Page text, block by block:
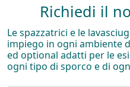
Richiedi il
Le spazzatrici e le
impiego in ogni ambiente
ed optional adatti per le
ogni tipo di sporco e di